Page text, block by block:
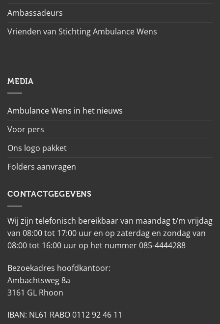
Ambassadeurs
Vrienden van Stichting Ambulance Wens
MEDIA
Ambulance Wens in het nieuws
Voor pers
Ons logo pakket
Folders aanvragen
CONTACTGEGEVENS
Wij zijn telefonisch bereikbaar van maandag t/m vrijdag
van 08:00 tot 17:00 uur en op zaterdag en zondag van
08:00 tot 16:00 uur op het nummer 085-4444288
Bezoekadres hoofdkantoor:
Ambachtsweg 8a
3161 GL Rhoon
IBAN: NL61 RABO 0112 92 46 11